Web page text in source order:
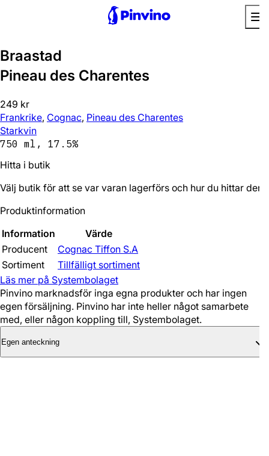
Braastad
Pineau des Charentes
249 kr
Frankrike, Cognac, Pineau des Charentes
Starkvin
750 ml, 17.5%
Hitta i butik
Välj butik för att se var varan lagerförs och hur du hittar den.
Produktinformation
Information
Värde
Producent
Cognac Tiffon S.A
Sortiment
Tillfälligt sortiment
Läs mer på Systembolaget
Pinvino marknadsför inga egna produkter och har ingen
egen försäljning. Pinvino har inte heller något samarbete
med, eller någon koppling till, Systembolaget.
Egen anteckning